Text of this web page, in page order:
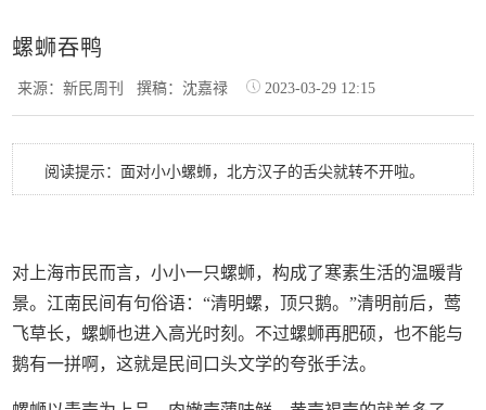
螺蛳吞鸭
来源：新民周刊撰稿：沈嘉禄 2023-03-29 12:15
阅读提示：面对小小螺蛳，北方汉子的舌尖就转不开啦。
对上海市民而言，小小一只螺蛳，构成了寒素生活的温暖背
景。江南民间有句俗语：“清明螺，顶只鹅。”清明前后，莺
飞草长，螺蛳也进入高光时刻。不过螺蛳再肥硕，也不能与
鹅有一拼啊，这就是民间口头文学的夸张手法。